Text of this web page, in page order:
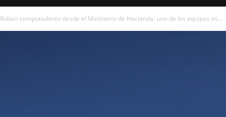
Roban computadores desde el Ministerio de Hacienda: uno de los equipos es...